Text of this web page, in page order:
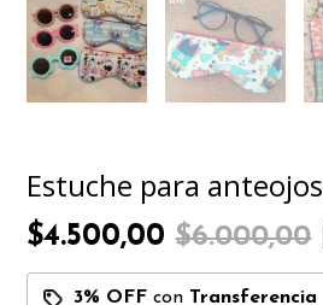
Estuche para anteojos
$4.500,00$6.000,00
3% OFF con Transferencia